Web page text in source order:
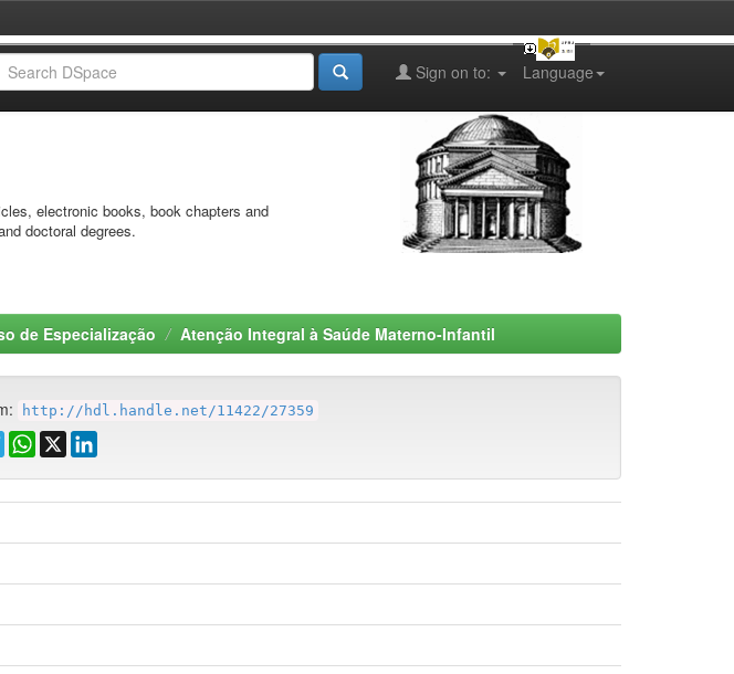
Language
Sign on to:
electronic books, book chapters and
doctoral degrees.
de Especialização Atenção Integral à Saúde Materno-Infantil
http://hdl.handle.net/11422/27359
TelegramWhatsApp
X